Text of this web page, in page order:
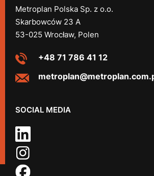
Metroplan Polska Sp. z o.o.
Skarbowców 23 A
53-025 Wrocław, Polen
+48 71 786 41 12
SOCIAL MEDIA